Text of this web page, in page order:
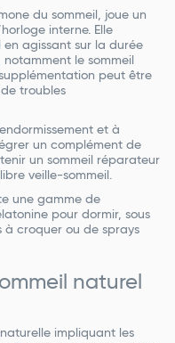
du sommeil, joue un
interne. Elle
agissant sur la durée
le sommeil
peut être
troubles
et à
un complément de
un sommeil réparateur
veille-sommeil.
une gamme de
pour dormir, sous
à croquer ou de sprays
naturel
impliquant les